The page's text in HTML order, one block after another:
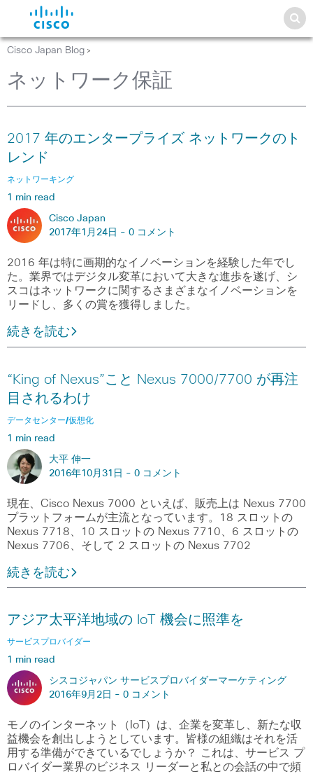
Cisco Japan Blog >
ネットワーク保証
2017 年のエンタープライズ ネットワークのト
レンド
ネットワーキング
1 min read
Cisco Japan
2017年1月24日 - 0 コメント
2016 年は特に画期的なイノベーションを経験した年でし
た。業界ではデジタル変革において大きな進歩を遂げ、シ
スコはネットワークに関するさまざまなイノベーションを
リードし、多くの賞を獲得しました。
続きを読む
“King of Nexus”こと Nexus 7000/7700 が再注
目されるわけ
データセンター/仮想化
1 min read
大平 伸一
2016年10月31日 - 0 コメント
現在、Cisco Nexus 7000 といえば、販売上は Nexus 7700
プラットフォームが主流となっています。18 スロットの
Nexus 7718、10 スロットの Nexus 7710、6 スロットの
Nexus 7706、そして 2 スロットの Nexus 7702
続きを読む
アジア太平洋地域の IoT 機会に照準を
サービスプロバイダー
1 min read
シスコジャパン サービスプロバイダーマーケティング
2016年9月2日 - 0 コメント
モノのインターネット（IoT）は、企業を変革し、新たな収
益機会を創出しようとしています。皆様の組織はそれを活
用する準備ができているでしょうか？ これは、サービス プ
ロバイダー業界のビジネス リーダーと私との会話の中で頻